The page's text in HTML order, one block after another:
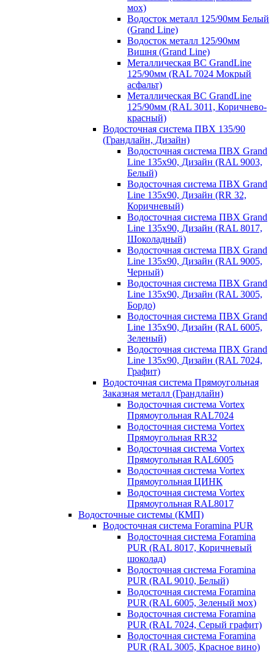
мох)
Водосток металл 125/90мм Белый
(Grand Line)
Водосток металл 125/90мм
Вишня (Grand Line)
Металлическая ВС GrandLine
125/90мм (RAL 7024 Мокрый
асфальт)
Металлическая ВС GrandLine
125/90мм (RAL 3011, Коричнево-
красный)
Водосточная система ПВХ 135/90
(Грандлайн, Дизайн)
Водосточная система ПВХ Grand
Line 135х90, Дизайн (RAL 9003,
Белый)
Водосточная система ПВХ Grand
Line 135х90, Дизайн (RR 32,
Коричневый)
Водосточная система ПВХ Grand
Line 135х90, Дизайн (RAL 8017,
Шоколадный)
Водосточная система ПВХ Grand
Line 135х90, Дизайн (RAL 9005,
Черный)
Водосточная система ПВХ Grand
Line 135х90, Дизайн (RAL 3005,
Бордо)
Водосточная система ПВХ Grand
Line 135х90, Дизайн (RAL 6005,
Зеленый)
Водосточная система ПВХ Grand
Line 135х90, Дизайн (RAL 7024,
Графит)
Водосточная система Прямоугольная
Заказная металл (Грандлайн)
Водосточная система Vortex
Прямоугольная RAL7024
Водосточная система Vortex
Прямоугольная RR32
Водосточная система Vortex
Прямоугольная RAL6005
Водосточная система Vortex
Прямоугольная ЦИНК
Водосточная система Vortex
Прямоугольная RAL8017
Водосточные системы (КМП)
Водосточная система Foramina PUR
Водосточная система Foramina
PUR (RAL 8017, Коричневый
шоколад)
Водосточная система Foramina
PUR (RAL 9010, Белый)
Водосточная система Foramina
PUR (RAL 6005, Зеленый мох)
Водосточная система Foramina
PUR (RAL 7024, Серый графит)
Водосточная система Foramina
PUR (RAL 3005, Красное вино)